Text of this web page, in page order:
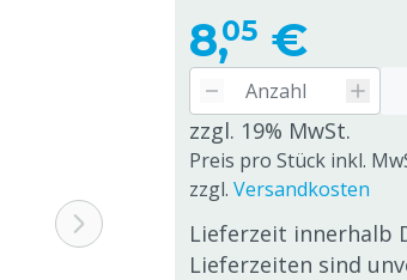
8,05 €
zzgl. 19% MwSt.
Preis pro Stück inkl.
zzgl. Versandkosten
Lieferzeit innerhalb
Lieferzeiten sind